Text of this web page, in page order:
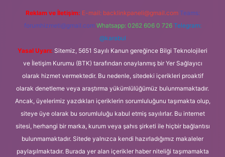
Reklam ve İletişim: E-mail: backlinkpaneli@gmail.com Teams:
forumhizmeti@gmail.com Whatsapp: 0262 606 0 726 Telegram:
@karabul
Yasal Uyarı: Sitemiz, 5651 Sayılı Kanun gereğince Bilgi Teknolojileri
ve İletişim Kurumu (BTK) tarafından onaylanmış bir Yer Sağlayıcı
olarak hizmet vermektedir. Bu nedenle, sitedeki içerikleri proaktif
olarak denetleme veya araştırma yükümlülüğümüz bulunmamaktadır.
Ancak, üyelerimiz yazdıkları içeriklerin sorumluluğunu taşımakta olup,
siteye üye olarak bu sorumluluğu kabul etmiş sayılırlar. Bu internet
sitesi, herhangi bir marka, kurum veya şahıs şirketi ile hiçbir bağlantısı
bulunmamaktadır. Sitede yalnızca kendi hazırladığımız makaleler
paylaşılmaktadır. Burada yer alan içerikler haber niteliği taşımamakta